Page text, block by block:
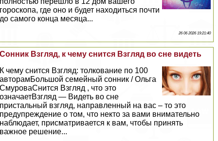
гороскопа, где оно и будет находиться почти
до самого конца месяца...
26 06 2026 19:21:40
Сонник Взгляд, к чему снится Взгляд во сне видеть
К чему снится Взгляд: толкование по 100
авторамБольшой семейный сонник / Ольга
СмуроваСнится Взгляд , что это
означаетВзгляд — Видеть во сне
пристальный взгляд, направленный на вас – то это
предупреждение о том, что некто за вами внимательно
наблюдает, присматривается к вам, чтобы принять
важное решение...